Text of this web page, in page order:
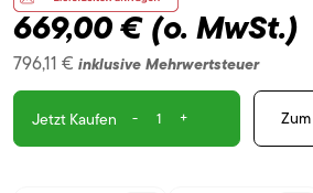
669,00 €(o. MwSt.)
796,11 € inklusive Mehrwertsteuer
Jetzt Kaufen - +